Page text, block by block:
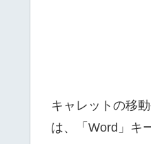
キャレットの移
は、「Word」キ